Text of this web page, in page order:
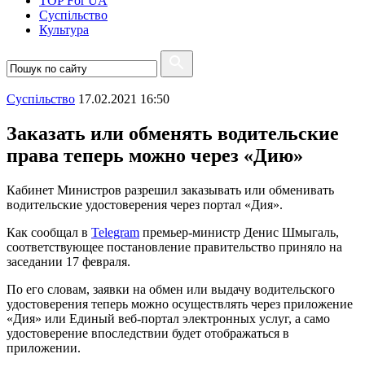
Суспiльство
Культура
Суспiльство 17.02.2021 16:50
Заказать или обменять водительские
права теперь можно через «Дию»
Кабинет Министров разрешил заказывать или обменивать
водительские удостоверения через портал «Дия».
Как сообщал в Telegram премьер-министр Денис Шмыгаль,
соответствующее постановление правительство приняло на
заседании 17 февраля.
По его словам, заявки на обмен или выдачу водительского
удостоверения теперь можно осуществлять через приложение
«Дия» или Единый веб-портал электронных услуг, а само
удостоверение впоследствии будет отображаться в
приложении.